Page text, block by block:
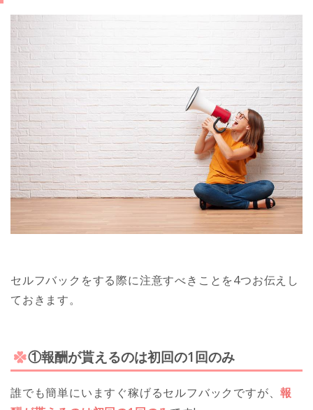
セルフバックをする際に注意すべきことを4つお伝えし
ておきます。
①報酬が貰えるのは初回の1回のみ
誰でも簡単にいますぐ稼げるセルフバックですが、報